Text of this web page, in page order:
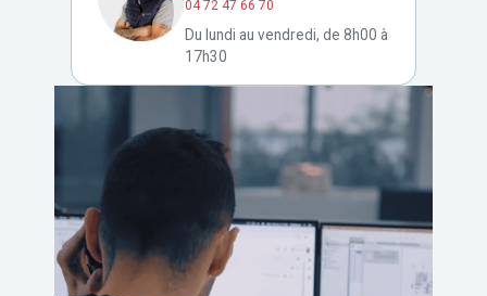
04 72 47 66 70
Du lundi au vendredi, de 8h00 à
17h30